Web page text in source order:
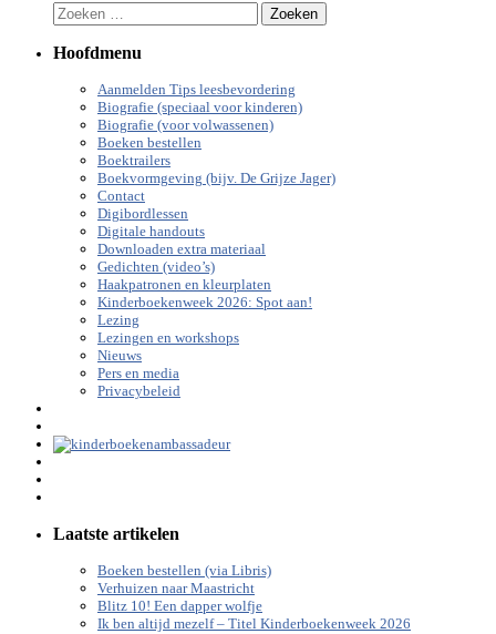
Zoeken
naar:
Hoofdmenu
Aanmelden Tips leesbevordering
Biografie (speciaal voor kinderen)
Biografie (voor volwassenen)
Boeken bestellen
Boektrailers
Boekvormgeving (bijv. De Grijze Jager)
Contact
Digibordlessen
Digitale handouts
Downloaden extra materiaal
Gedichten (video’s)
Haakpatronen en kleurplaten
Kinderboekenweek 2026: Spot aan!
Lezing
Lezingen en workshops
Nieuws
Pers en media
Privacybeleid
Laatste artikelen
Boeken bestellen (via Libris)
Verhuizen naar Maastricht
Blitz 10! Een dapper wolfje
Ik ben altijd mezelf – Titel Kinderboekenweek 2026